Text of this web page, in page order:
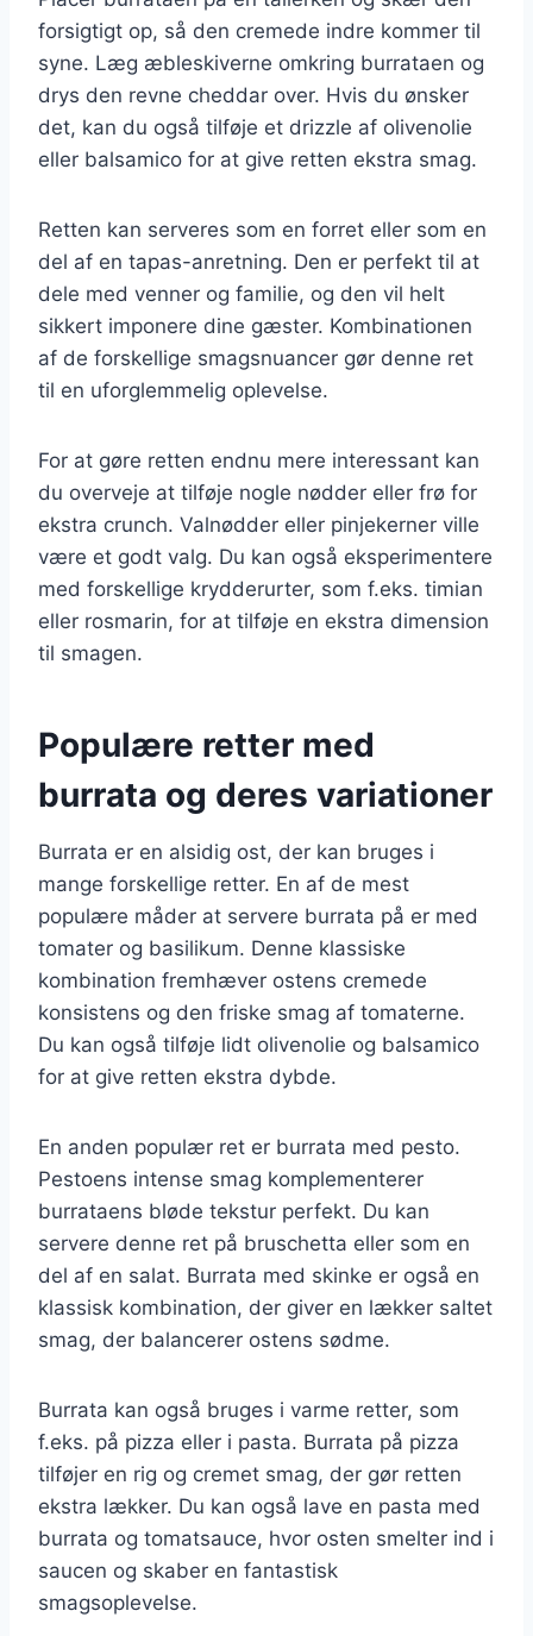
forsigtigt op, så den cremede indre kommer til
syne. Læg æbleskiverne omkring burrataen og
drys den revne cheddar over. Hvis du ønsker
det, kan du også tilføje et drizzle af olivenolie
eller balsamico for at give retten ekstra smag.
Retten kan serveres som en forret eller som en
del af en tapas-anretning. Den er perfekt til at
dele med venner og familie, og den vil helt
sikkert imponere dine gæster. Kombinationen
af de forskellige smagsnuancer gør denne ret
til en uforglemmelig oplevelse.
For at gøre retten endnu mere interessant kan
du overveje at tilføje nogle nødder eller frø for
ekstra crunch. Valnødder eller pinjekerner ville
være et godt valg. Du kan også eksperimentere
med forskellige krydderurter, som f.eks. timian
eller rosmarin, for at tilføje en ekstra dimension
til smagen.
Populære retter med
burrata og deres variationer
Burrata er en alsidig ost, der kan bruges i
mange forskellige retter. En af de mest
populære måder at servere burrata på er med
tomater og basilikum. Denne klassiske
kombination fremhæver ostens cremede
konsistens og den friske smag af tomaterne.
Du kan også tilføje lidt olivenolie og balsamico
for at give retten ekstra dybde.
En anden populær ret er burrata med pesto.
Pestoens intense smag komplementerer
burrataens bløde tekstur perfekt. Du kan
servere denne ret på bruschetta eller som en
del af en salat. Burrata med skinke er også en
klassisk kombination, der giver en lækker saltet
smag, der balancerer ostens sødme.
Burrata kan også bruges i varme retter, som
f.eks. på pizza eller i pasta. Burrata på pizza
tilføjer en rig og cremet smag, der gør retten
ekstra lækker. Du kan også lave en pasta med
burrata og tomatsauce, hvor osten smelter ind i
saucen og skaber en fantastisk
smagsoplevelse.